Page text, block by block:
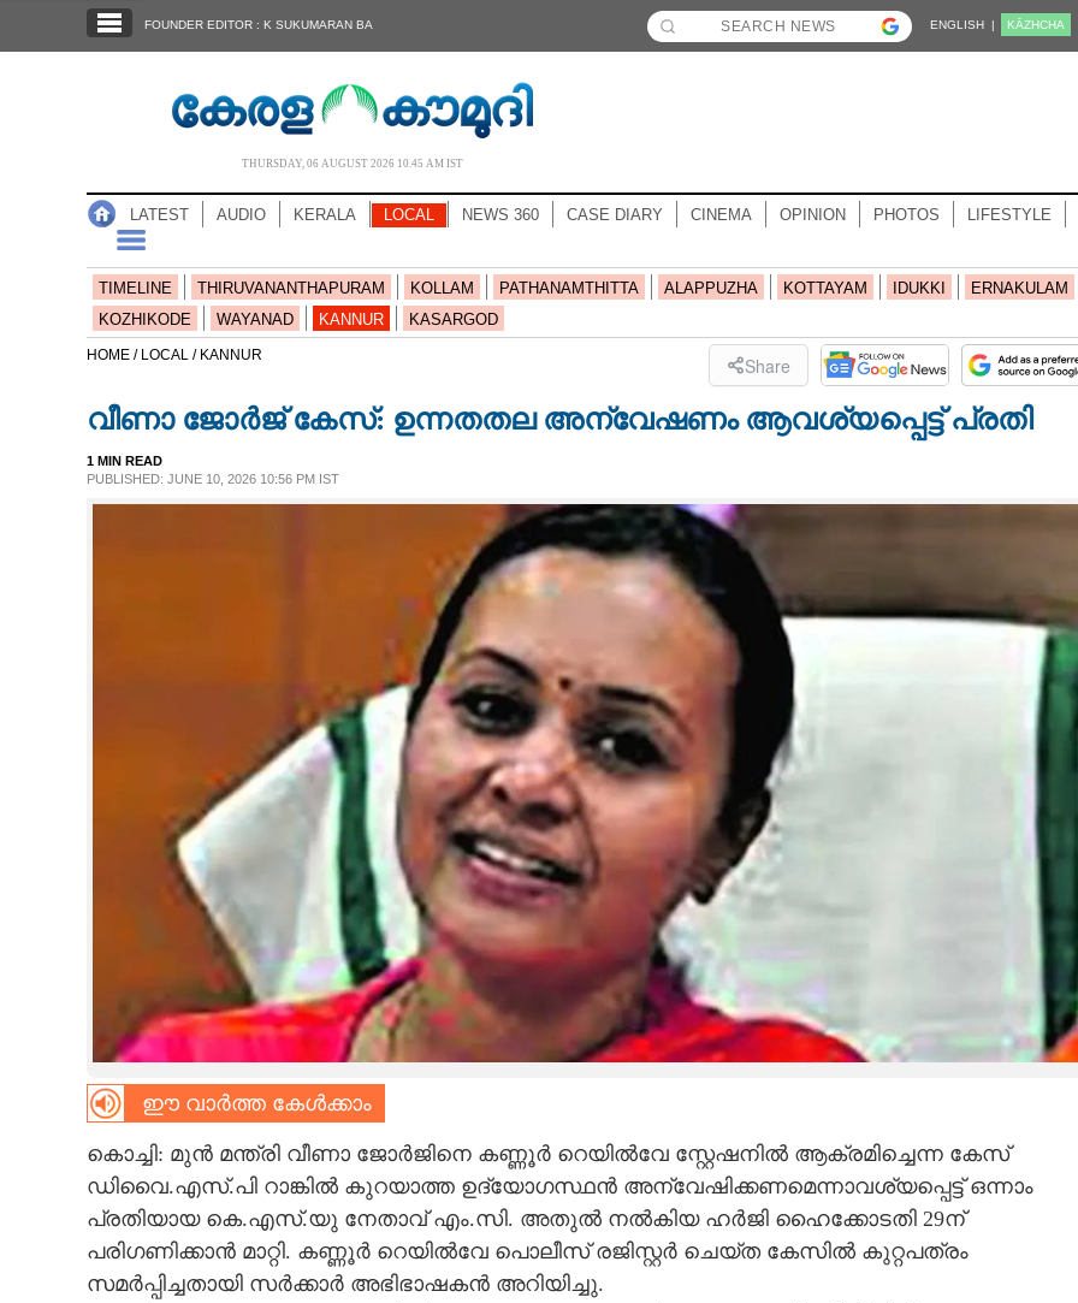
NOTIFIED NEWS
NEWS 360
CARTOONS
LITERATURE
FOUNDER EDITOR : K SUKUMARAN BA ENGLISH | KĀZHCHA
THURSDAY, 06 AUGUST 2026 10.45 AM IST
LATEST AUDIO KERALA LOCAL NEWS 360 CASE DIARY CINEMA OPINION PHOTOS LIFESTYLE
TIMELINE THIRUVANANTHAPURAM KOLLAM PATHANAMTHITTA ALAPPUZHA KOTTAYAM IDUKKI
ERNAKULAM
KOZHIKODE
WAYANAD KANNUR KASARGOD
HOME / LOCAL / KANNUR Share
വീണാ ജോർജ് കേസ്: ഉന്നതതല അന്വേഷണം ആവശ്യപ്പെട്ട് പ്രതി
1 MIN READ
PUBLISHED: JUNE 10, 2026 10:56 PM IST
ഈ വാർത്ത കേൾക്കാം
കൊച്ചി: മുൻ മന്ത്രി വീണാ ജോർജിനെ കണ്ണൂർ റെയിൽവേ സ്റ്റേഷനിൽ ആക്രമിച്ചെന്ന കേസ്
ഡിവൈ.എസ്.പി റാങ്കിൽ കുറയാത്ത ഉദ്യോഗസ്ഥൻ അന്വേഷിക്കണമെന്നാവശ്യപ്പെട്ട് ഒന്നാം
പ്രതിയായ കെ.എസ്.യു നേതാവ് എം.സി. അതുൽ നൽകിയ ഹർജി ഹൈക്കോടതി 29ന്
പരിഗണിക്കാൻ മാറ്റി. കണ്ണൂർ റെയിൽവേ പൊലീസ് രജിസ്റ്റർ ചെയ്ത കേസിൽ കുറ്റപത്രം
സമർപ്പിച്ചതായി സർക്കാർ അഭിഭാഷകൻ അറിയിച്ചു.